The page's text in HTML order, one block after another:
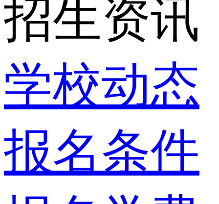
招生资讯
学校动态
报名条件